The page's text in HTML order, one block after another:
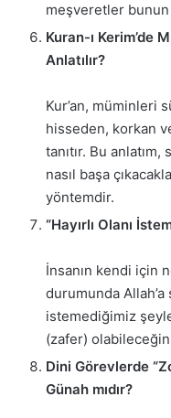
meşveretler
Kuran-ı Kerim’de
Anlatılır?
Kur’an, müminleri
hisseden, korkan
tanıtır. Bu
nasıl başa
yöntemdir.
“Hayırlı Olanı
İnsanın kendi için
durumunda Allah’a
istemediğimiz
(zafer)
Dini Görevlerde
Günah mıdır?